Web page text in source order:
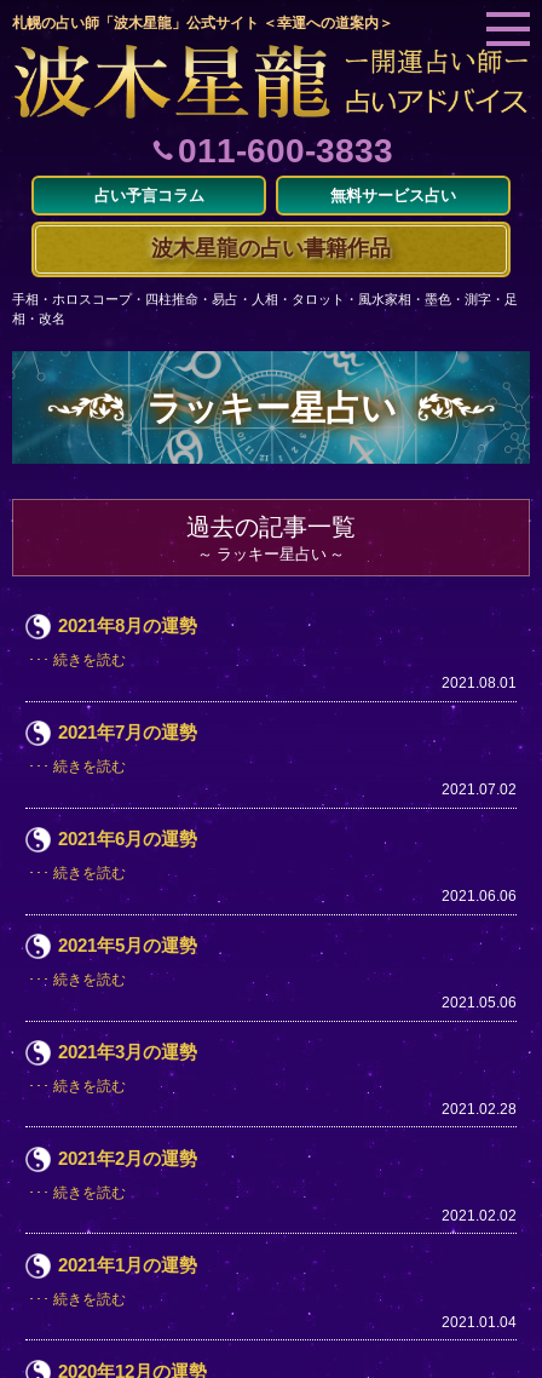
札幌の占い師「波木星龍」公式サイト ＜幸運への道案内＞
011-600-3833
占い予言コラム 無料サービス占い
波木星龍の占い書籍作品
手相・ホロスコープ・四柱推命・易占・人相・タロット・風水家相・墨色・測字・足
相・改名
ラッキー星占い
過去の記事一覧
ラッキー星占い
2021年8月の運勢
続きを読む
2021.08.01
2021年7月の運勢
続きを読む
2021.07.02
2021年6月の運勢
続きを読む
2021.06.06
2021年5月の運勢
続きを読む
2021.05.06
2021年3月の運勢
続きを読む
2021.02.28
2021年2月の運勢
続きを読む
2021.02.02
2021年1月の運勢
続きを読む
2021.01.04
2020年12月の運勢